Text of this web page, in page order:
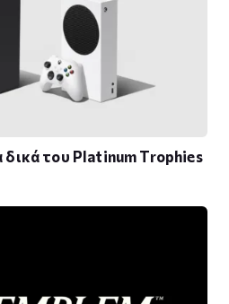
δικά του Platinum Trophies